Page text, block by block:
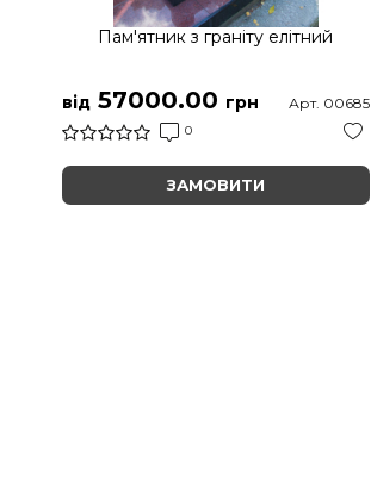
Пам'ятник з граніту елітний
від 57000.00 грн
0
Арт. 00685
ЗАМОВИТИ